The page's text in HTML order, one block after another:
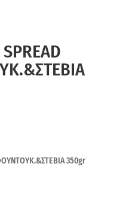
350gr